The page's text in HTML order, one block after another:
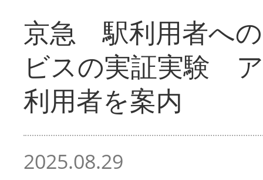
京急 駅利用者へ
ビスの実証実験
利用者を案内
2025.08.29